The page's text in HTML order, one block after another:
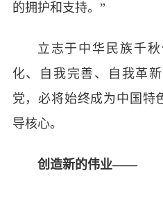
的拥护和支持。”
立志于中华民族千
化、自我完善、自我革
党，必将始终成为中国特
导核心。
创造新的伟业——